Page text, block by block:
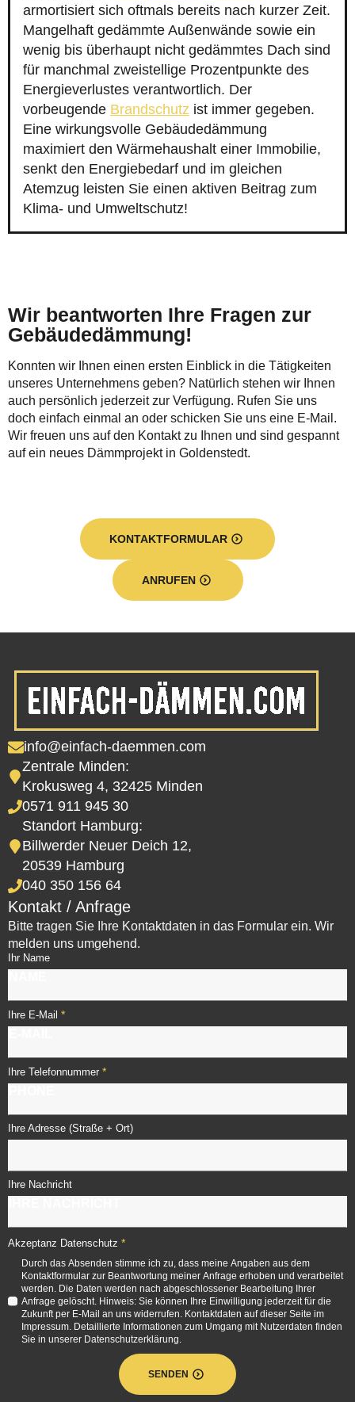
armortisiert sich oftmals bereits nach kurzer Zeit.
Mangelhaft gedämmte Außenwände sowie ein
wenig bis überhaupt nicht gedämmtes Dach sind
für manchmal zweistellige Prozentpunkte des
Energieverlustes verantwortlich. Der
vorbeugende Brandschutz ist immer gegeben.
Eine wirkungsvolle Gebäudedämmung
maximiert den Wärmehaushalt einer Immobilie,
senkt den Energiebedarf und im gleichen
Atemzug leisten Sie einen aktiven Beitrag zum
Klima- und Umweltschutz!
Wir beantworten Ihre Fragen zur
Gebäudedämmung!
Konnten wir Ihnen einen ersten Einblick in die Tätigkeiten
unseres Unternehmens geben? Natürlich stehen wir Ihnen
auch persönlich jederzeit zur Verfügung. Rufen Sie uns
doch einfach einmal an oder schicken Sie uns eine E-Mail.
Wir freuen uns auf den Kontakt zu Ihnen und sind gespannt
auf ein neues Dämmprojekt in Goldenstedt.
KONTAKTFORMULAR
ANRUFEN
info@einfach-daemmen.com
Zentrale Minden:
Krokusweg 4, 32425 Minden
0571 911 945 30
Standort Hamburg:
Billwerder Neuer Deich 12,
20539 Hamburg
040 350 156 64
Kontakt / Anfrage
Bitte tragen Sie Ihre Kontaktdaten in das Formular ein. Wir
melden uns umgehend.
Ihr Name
Ihre E-Mail *
Ihre Telefonnummer *
Ihre Adresse (Straße + Ort)
Ihre Nachricht
Akzeptanz Datenschutz *
Durch das Absenden stimme ich zu, dass meine Angaben aus dem
Kontaktformular zur Beantwortung meiner Anfrage erhoben und verarbeitet
werden. Die Daten werden nach abgeschlossener Bearbeitung Ihrer
Anfrage gelöscht. Hinweis: Sie können Ihre Einwilligung jederzeit für die
Zukunft per E-Mail an uns widerrufen. Kontaktdaten auf dieser Seite im
Impressum. Detaillierte Informationen zum Umgang mit Nutzerdaten finden
Sie in unserer Datenschutzerklärung.
SENDEN